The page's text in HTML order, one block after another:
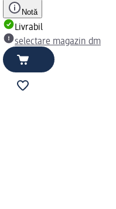
Notă
Livrabil
selectare magazin dm